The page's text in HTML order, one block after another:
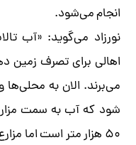
انجام می‌شود.
نورزاد می‌گوید: «آب
اهالی برای تصرف زمین
می‌برند. الان به
شود که آب به سمت
۵۰ هزار متر است اما